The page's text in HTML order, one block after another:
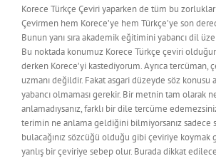
Korece Türkçe Çeviri yaparken de tüm bu
Çevirmen hem Korece’ye hem Türkçe’ye son
Bunun yanı sıra akademik eğitimini yabancı dil
Bu noktada konumuz Korece Türkçe çeviri
derken Korece’yi kastediyorum. Ayrıca tercüman,
uzmanı değildir. Fakat asgari düzeyde söz konusu
yabancı olmaması gerekir. Bir metnin tam olarak
anlamadıysanız, farklı bir dile tercüme
terimin ne anlama geldiğini bilmiyorsanız sadece
bulacağınız sözcüğü olduğu gibi çeviriye koymak
yanlış bir çeviriye sebep olur. Burada dikkat